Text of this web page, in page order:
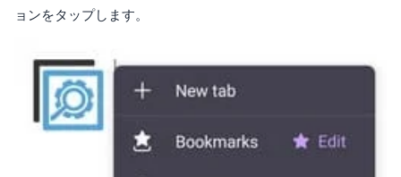
ョンをタップします。